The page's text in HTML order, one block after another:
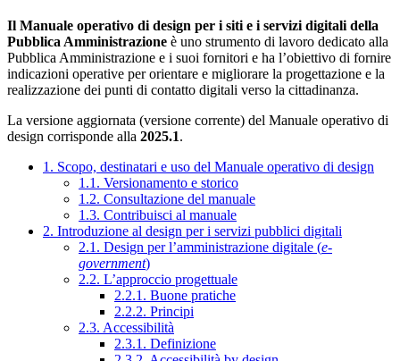
Il Manuale operativo di design per i siti e i servizi digitali della
Pubblica Amministrazione è uno strumento di lavoro dedicato alla
Pubblica Amministrazione e i suoi fornitori e ha l’obiettivo di fornire
indicazioni operative per orientare e migliorare la progettazione e la
realizzazione dei punti di contatto digitali verso la cittadinanza.
La versione aggiornata (versione corrente) del Manuale operativo di
design corrisponde alla 2025.1.
1. Scopo, destinatari e uso del Manuale operativo di design
1.1. Versionamento e storico
1.2. Consultazione del manuale
1.3. Contribuisci al manuale
2. Introduzione al design per i servizi pubblici digitali
2.1. Design per l’amministrazione digitale (e-
government)
2.2. L’approccio progettuale
2.2.1. Buone pratiche
2.2.2. Principi
2.3. Accessibilità
2.3.1. Definizione